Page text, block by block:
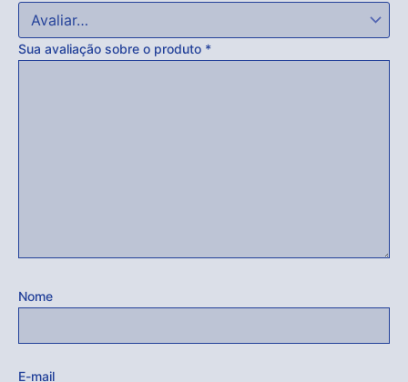
Sua avaliação sobre o produto *
Nome
E-mail